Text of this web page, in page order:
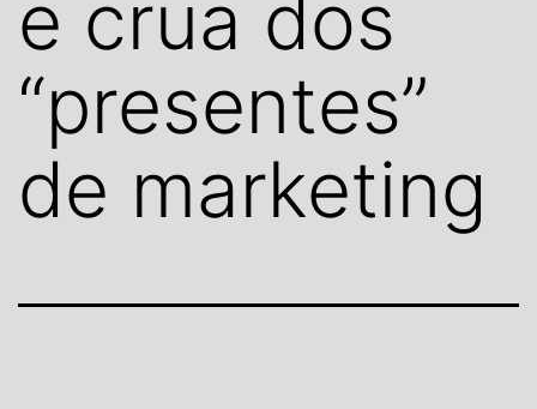
e crua dos
“presentes”
de marketing